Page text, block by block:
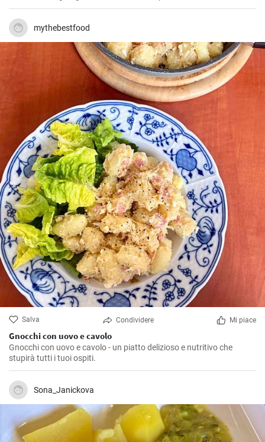
mythebestfood
Salva Condividere Mi piace
Gnocchi con uovo e cavolo
Gnocchi con uovo e cavolo - un piatto delizioso e nutritivo che
stupirà tutti i tuoi ospiti.
Sona_Janickova